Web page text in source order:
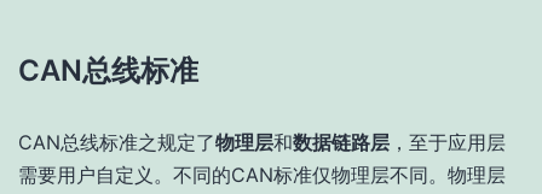
CAN总线标准
CAN总线标准之规定了物理层和数据链路层 ，至于应用层
需要用户自定义。不同的CAN标准仅物理层不同。物理层